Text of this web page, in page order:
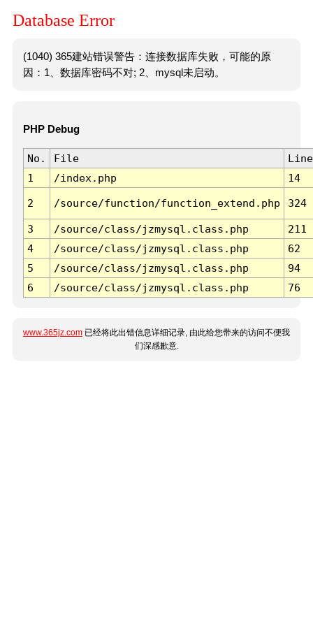
Database Error
(1040) 365建站错误警告：连接数据库失败，可能的原
因：1、数据库密码不对; 2、mysql未启动。
PHP Debug
No. File
Line
1
/index.php 14
2 /source/function/function_extend.php 324
3 /source/class/jzmysql.class.php
211
4
/source/class/jzmysql.class.php
62
5
/source/class/jzmysql.class.php
94
6
/source/class/jzmysql.class.php 76
www.365jz.com 已经将此出错信息详细记录, 由此给您带来的访问不便我
们深感歉意.